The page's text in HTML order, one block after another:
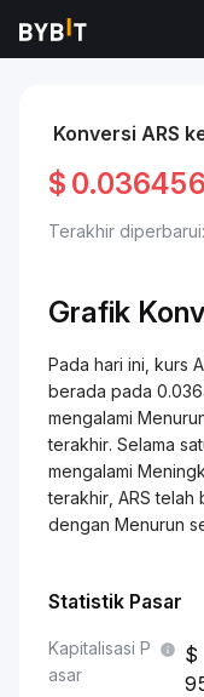
Pasar
Konversi ARS
$
Terakhir
Grafik
Pada hari ini, kurs
berada pada
mengalami
terakhir. Selama
mengalami
terakhir, ARS telah
dengan Menurun
Statistik Pasar
Kapitalisasi P
asar